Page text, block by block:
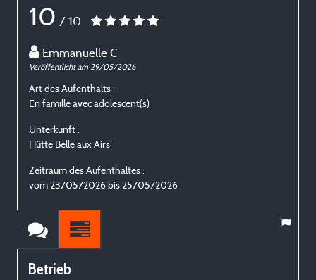
10 / 10
Emmanuelle C
Veröffentlicht am 29/05/2026
Art des Aufenthalts :
En famille avec adolescent(s)
Unterkunft :
Hütte Belle aux Airs
Zeitraum des Aufenthaltes :
vom 23/05/2026 bis 25/05/2026
Betrieb